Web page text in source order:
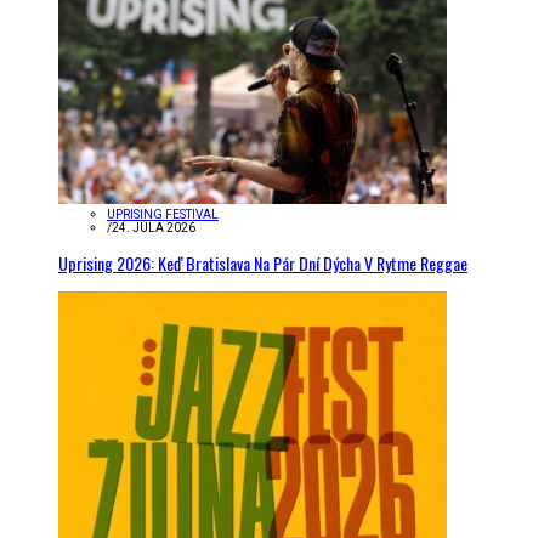
UPRISING FESTIVAL
/24. JÚLA 2026
Uprising 2026: Keď Bratislava Na Pár Dní Dýcha V Rytme Reggae